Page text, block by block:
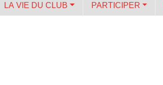
LA VIE DU CLUB PARTICIPER